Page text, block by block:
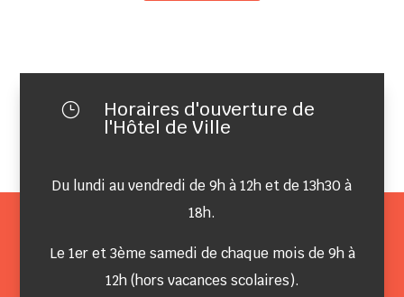
} Horaires d'ouverture de
l'Hôtel de Ville
Du lundi au vendredi de 9h à 12h et de 13h30 à
18h.
Le 1er et 3ème samedi de chaque mois de 9h à
12h (hors vacances scolaires).